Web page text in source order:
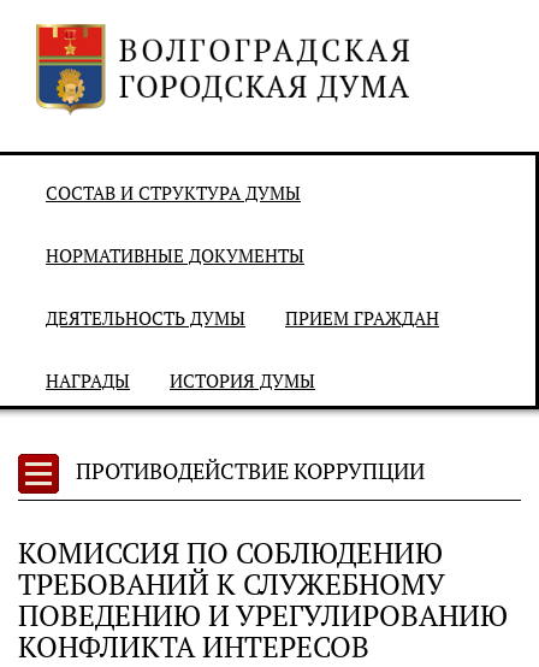
СОСТАВ И СТРУКТУРА ДУМЫ
НОРМАТИВНЫЕ ДОКУМЕНТЫ
ДЕЯТЕЛЬНОСТЬ ДУМЫ ПРИЕМ ГРАЖДАН
НАГРАДЫ ИСТОРИЯ ДУМЫ
ПРОТИВОДЕЙСТВИЕ КОРРУПЦИИ
КОМИССИЯ ПО СОБЛЮДЕНИЮ
ТРЕБОВАНИЙ К СЛУЖЕБНОМУ
ПОВЕДЕНИЮ И УРЕГУЛИРОВАНИЮ
КОНФЛИКТА ИНТЕРЕСОВ